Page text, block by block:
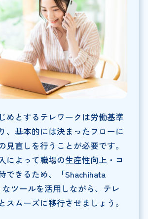
めとするテレワークは労働基準
、基本的には決まったフローに
見直しを行うことが必要です。
によって職場の生産性向上・コ
できるため、「Shachihata
ツールを活用しながら、テレ
スムーズに移行させましょう。